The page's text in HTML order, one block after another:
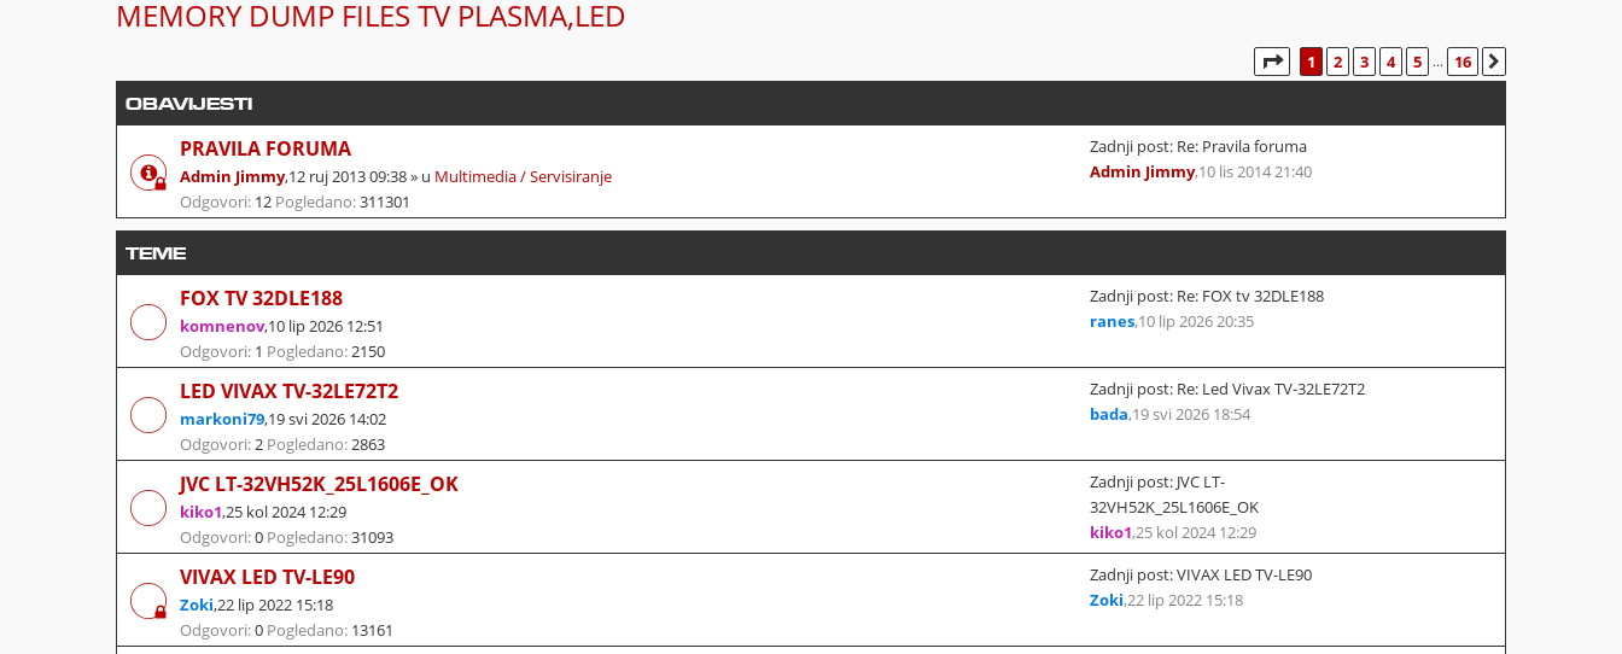
MEMORY DUMP FILES TV PLASMA,LED
STRANICA: 16
1 2 3 4 5 ... 16
OBAVIJESTI
PRAVILA FORUMA
Admin Jimmy,12 ruj 2013 09:38» u Multimedia / Servisiranje
Odgovori: 12 Pogledano:311301
Zadnji post: Re: Pravila foruma
Admin Jimmy,10 lis 2014 21:40
TEME
FOX TV 32DLE188
komnenov,10 lip 2026 12:51
Odgovori: 1 Pogledano:2150
Zadnji post: Re: FOX tv 32DLE188
ranes,10 lip 2026 20:35
LED VIVAX TV-32LE72T2
markoni79,19 svi 2026 14:02
Odgovori:2 Pogledano:2863
Zadnji post: Re: Led Vivax TV-32LE72T2
bada,19 svi 2026 18:54
JVC LT-32VH52K_25L1606E_OK
kiko1,25 kol 2024 12:29
Odgovori:0 Pogledano:31093
Zadnji post: JVC LT-
32VH52K_25L1606E_OK
kiko1,25 kol 2024 12:29
VIVAX LED TV-LE90
Zoki,22 lip 2022 15:18
Odgovori:0 Pogledano: 13161
Zadnji post: VIVAX LED TV-LE90
Zoki,22 lip 2022 15:18